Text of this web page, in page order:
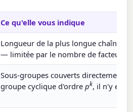
Ce qu'elle vous indique
Longueur de la plus longue chaîne
— limitée par le nombre de facteurs
Sous-groupes couverts directement
groupe cyclique d'ordre pk, il n'y en a